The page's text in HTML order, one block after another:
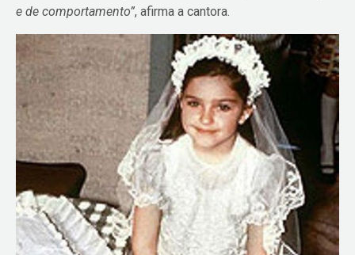
e de comportamento”, afirma a cantora.